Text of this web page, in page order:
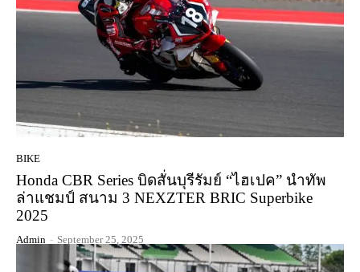
BIKE
Honda CBR Series บิดสั่นบุรีรัมย์ “ไฮเปค” นำทัพ
ล่าแชมป์ สนาม 3 NEXZTER BRIC Superbike
2025
Admin - September 25, 2025